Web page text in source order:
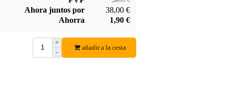
Hal Leonard
Christmas Classics
Ahora juntos por
38,00 €
Ahorra
1,90 €
+
-
añadir a la cesta